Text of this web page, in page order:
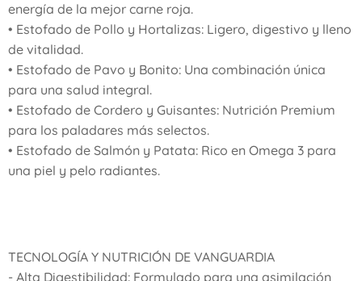
energía de la mejor carne roja.
​• Estofado de Pollo y Hortalizas: Ligero, digestivo y lleno
de vitalidad.
​• Estofado de Pavo y Bonito: Una combinación única
para una salud integral.
​• Estofado de Cordero y Guisantes: Nutrición Premium
para los paladares más selectos.
​• Estofado de Salmón y Patata: Rico en Omega 3 para
una piel y pelo radiantes.
​TECNOLOGÍA Y NUTRICIÓN DE VANGUARDIA
​- Alta Digestibilidad: Formulado para una asimilación